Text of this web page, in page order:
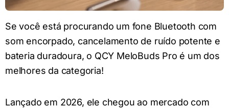
Se você está procurando um fone Bluetooth com
som encorpado, cancelamento de ruído potente e
bateria duradoura, o QCY MeloBuds Pro é um dos
melhores da categoria!
Lançado em 2026, ele chegou ao mercado com